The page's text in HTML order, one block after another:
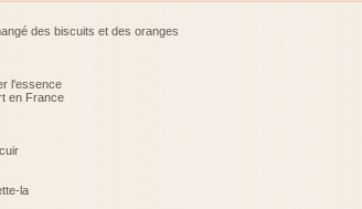
des biscuits et des oranges
l'essence
en France
la